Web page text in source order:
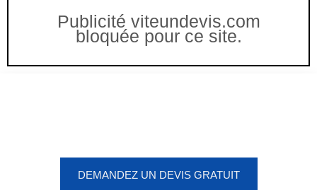
Publicité viteundevis.com
bloquée pour ce site.
DEMANDEZ UN DEVIS GRATUIT